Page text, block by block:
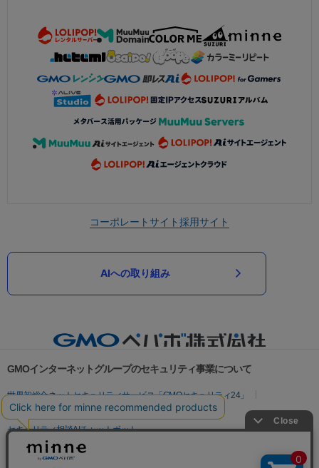
コーポレートサイト採用サイト
AIへの取り組み
GMOインターネットグループのセキュリティ事業について
世界初総合ネットセキュリティサービス「GMOセキュリティ24」
パスワード漏洩診断
Webサイトリスク診断
セキュリティ相談AIチャットボット
実在証明・盗聴対策